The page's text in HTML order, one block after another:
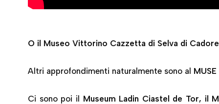
O il Museo Vittorino Cazzetta di Selva di
Altri approfondimenti naturalmente sono al MUSE
Ci sono poi il Museum Ladin Ciastel de Tor, il